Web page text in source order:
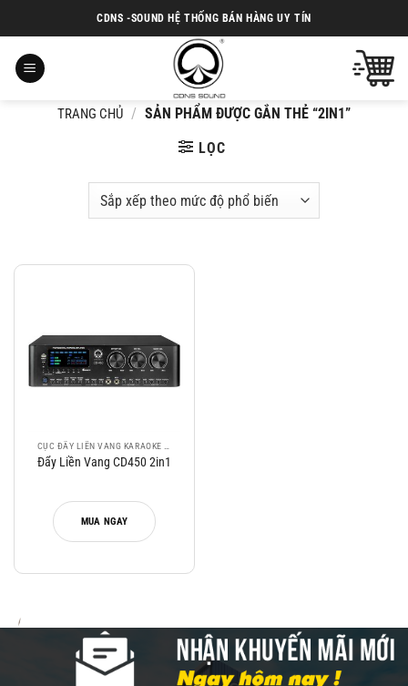
đến
dung
CDNS -SOUND HỆ THỐNG BÁN HÀNG UY TÍN
TRANG CHỦ / SẢN PHẨM ĐƯỢC GẮN THẺ “2IN1”
LỌC
Đẩy Liền Vang CD450 2in1
MUA NGAY